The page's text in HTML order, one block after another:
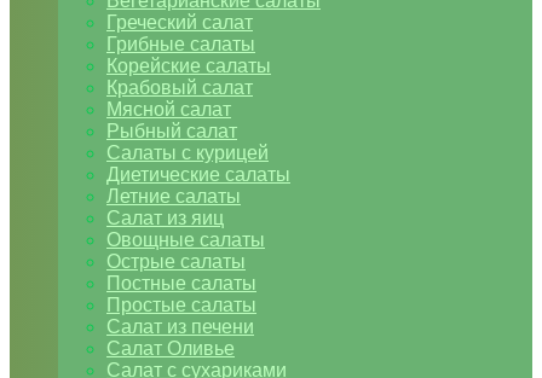
Греческий салат
Грибные салаты
Корейские салаты
Крабовый салат
Мясной салат
Рыбный салат
Салаты с курицей
Диетические салаты
Летние салаты
Салат из яиц
Овощные салаты
Острые салаты
Постные салаты
Простые салаты
Салат из печени
Салат Оливье
Салат с сухариками